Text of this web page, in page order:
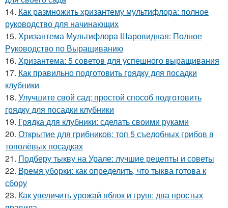
14. Как размножить хризантему мультифлора: полное
руководство для начинающих
15. Хризантема Мультифлора Шаровидная: Полное
Руководство по Выращиванию
16. Хризантема: 5 советов для успешного выращивания
17. Как правильно подготовить грядку для посадки
клубники
18. Улучшите свой сад: простой способ подготовить
грядку для посадки клубники
19. Грядка для клубники: сделать своими руками
20. Открытие для грибников: топ 5 съедобных грибов в
тополёвых посадках
21. Подберу тыкву на Урале: лучшие рецепты и советы
22. Время уборки: как определить, что тыква готова к
сбору
23. Как увеличить урожай яблок и груш: два простых